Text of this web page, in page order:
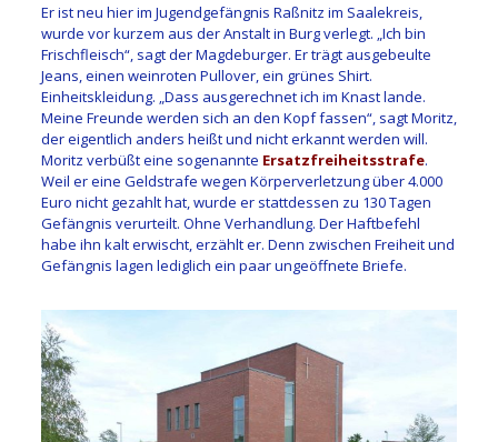
Er ist neu hier im Jugendgefängnis Raßnitz im Saalekreis,
wurde vor kurzem aus der Anstalt in Burg verlegt. „Ich bin
Frischfleisch“, sagt der Magdeburger. Er trägt ausgebeulte
Jeans, einen weinroten Pullover, ein grünes Shirt.
Einheitskleidung. „Dass ausgerechnet ich im Knast lande.
Meine Freunde werden sich an den Kopf fassen“, sagt Moritz,
der eigentlich anders heißt und nicht erkannt werden will.
Moritz verbüßt eine sogenannte Ersatzfreiheitsstrafe.
Weil er eine Geldstrafe wegen Körperverletzung über 4.000
Euro nicht gezahlt hat, wurde er stattdessen zu 130 Tagen
Gefängnis verurteilt. Ohne Verhandlung. Der Haftbefehl
habe ihn kalt erwischt, erzählt er. Denn zwischen Freiheit und
Gefängnis lagen lediglich ein paar ungeöffnete Briefe.